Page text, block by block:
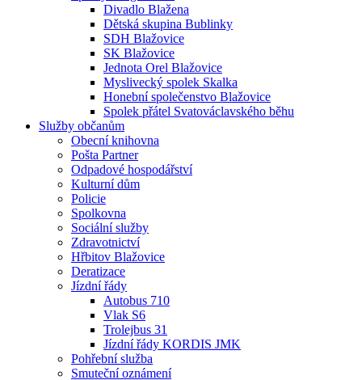
Divadlo Blažena
Dětská skupina Bublinky
SDH Blažovice
SK Blažovice
Jednota Orel Blažovice
Myslivecký spolek Skalka
Honební společenstvo Blažovice
Spolek přátel Svatováclavského běhu
Služby občanům
Obecní knihovna
Pošta Partner
Odpadové hospodářství
Kulturní dům
Policie
Spolkovna
Sociální služby
Zdravotnictví
Hřbitov Blažovice
Deratizace
Jízdní řády
Autobus 710
Vlak S6
Trolejbus 31
Jízdní řády KORDIS JMK
Pohřební služba
Smuteční oznámení